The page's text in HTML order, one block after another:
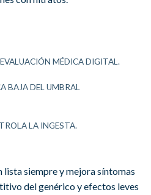
MÉDICA DIGITAL.
BAJA DEL UMBRAL
LA INGESTA.
siempre y mejora síntomas
del genérico y efectos leves